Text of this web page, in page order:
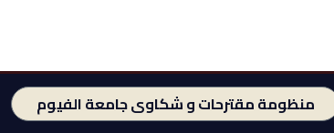
منظومة مقترحات و شكاوى جامعة الفيوم